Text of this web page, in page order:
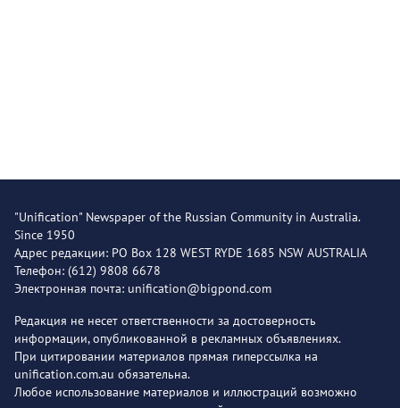
"Unification" Newspaper of the Russian Community in Australia.
Since 1950
Адрес редакции: PO Box 128 WEST RYDE 1685 NSW AUSTRALIA
Телефон: (612) 9808 6678
Электронная почта: unification@bigpond.com
Редакция не несет ответственности за достоверность
информации, опубликованной в рекламных объявлениях.
При цитировании материалов прямая гиперссылка на
unification.com.au обязательна.
Любое использование материалов и иллюстраций возможно